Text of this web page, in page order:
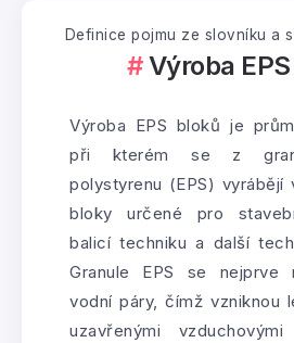
Definice pojmu ze slovníku a
Výroba
Výroba EPS bloků je
při kterém se z
polystyrenu (EPS) vyrábějí
bloky určené pro
balicí techniku a další
Granule EPS se nejprve
vodní páry, čímž vzniknou
uzavřenými